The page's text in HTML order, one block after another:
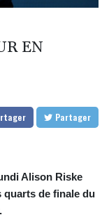
EN
Partager
Alison Riske
quarts de finale du